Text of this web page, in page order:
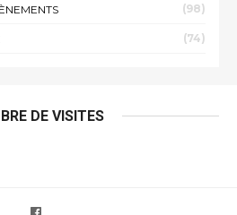
(98)
(74)
DE VISITES